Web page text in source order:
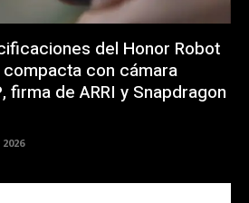
del Honor Robot
compacta con cámara
firma de ARRI y Snapdragon